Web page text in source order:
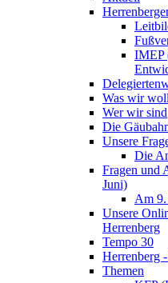
IMEP
Was wir
Wer wir sind
Die
Unsere
Die
Fragen und
Juni)
Am
Unsere
Herrenberg
Tempo 30
Herrenberg
Themen